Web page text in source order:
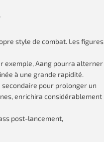
style de combat. Les figures
exemple, Aang pourra alterner
à une grande rapidité.
pour prolonger un
enrichira considérablement
post-lancement,